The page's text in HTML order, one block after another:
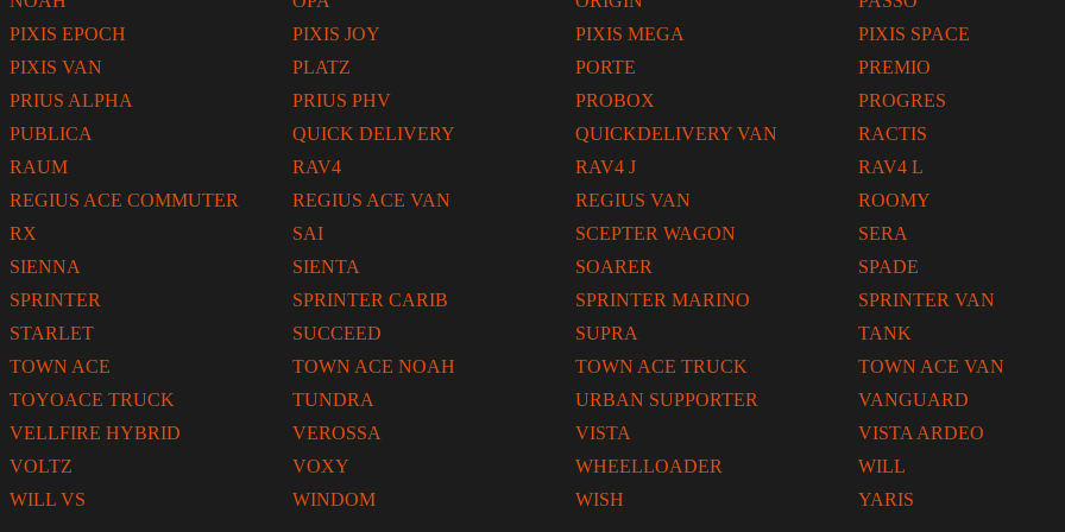
PIXIS EPOCH
PIXIS JOY PIXIS MEGA
PIXIS SPACE
PIXIS VAN
PLATZ PORTE
PREMIO
PRIUS ALPHA
PRIUS PHV PROBOX
PROGRES
PUBLICA
QUICK DELIVERY QUICKDELIVERY VAN
RACTIS
RAUM
RAV4 RAV4 J
RAV4 L
REGIUS ACE COMMUTER
REGIUS ACE VAN REGIUS VAN
ROOMY
RX
SAI SCEPTER WAGON
SERA
SIENNA
SIENTA SOARER
SPADE
SPRINTER
SPRINTER CARIB SPRINTER MARINO
SPRINTER VAN
STARLET
SUCCEED SUPRA
TANK
TOWN ACE
TOWN ACE NOAH TOWN ACE TRUCK
TOWN ACE VAN
TOYOACE TRUCK
TUNDRA URBAN SUPPORTER
VANGUARD
VELLFIRE HYBRID
VEROSSA VISTA
VISTA ARDEO
VOLTZ
VOXY WHEELLOADER
WILL
WILL VS
WINDOM WISH YARIS